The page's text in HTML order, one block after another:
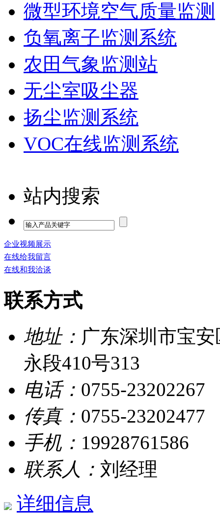
微型环境空气质量监测
负氧离子监测系统
农田气象监测站
无尘室吸尘器
扬尘监测系统
VOC在线监测系统
站内搜索
企业视频展示
在线给我留言
在线和我洽谈
联系方式
地址： 广东深圳市宝
永段410号313
电话： 0755-23202267
传真： 0755-23202477
手机： 19928761586
联系人： 刘经理
详细信息